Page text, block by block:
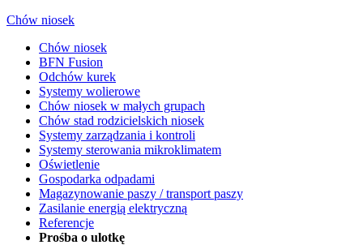
Chów niosek
Chów niosek
BFN Fusion
Odchów kurek
Systemy wolierowe
Chów niosek w małych grupach
Chów stad rodzicielskich niosek
Systemy zarządzania i kontroli
Systemy sterowania mikroklimatem
Oświetlenie
Gospodarka odpadami
Magazynowanie paszy / transport paszy
Zasilanie energią elektryczną
Referencje
Prośba o ulotkę